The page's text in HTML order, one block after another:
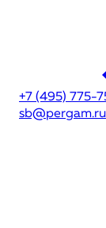
+7 (495) 775-
sb@pergam.ru